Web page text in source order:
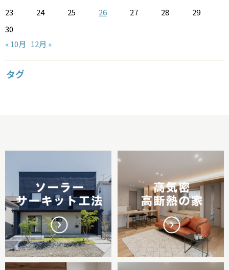
23
24 25 26 27 28
29
30
« 10月 12月 »
タグ